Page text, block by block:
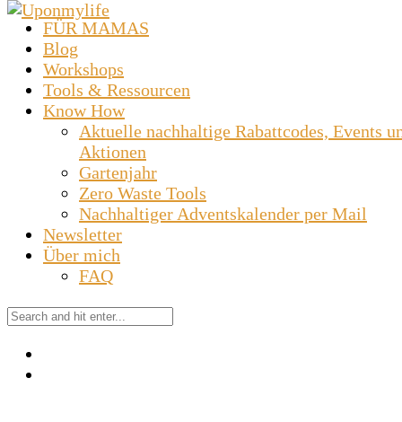
FÜR MAMAS
Blog
Workshops
Tools & Ressourcen
Know How
Aktuelle nachhaltige Rabattcodes, Events
Aktionen
Gartenjahr
Zero Waste Tools
Nachhaltiger Adventskalender per Mail
Newsletter
Über mich
FAQ